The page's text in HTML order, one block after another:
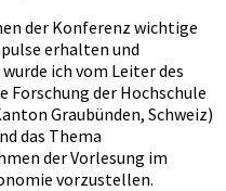
der Konferenz wichtige
erhalten und
ich vom Leiter des
der Hochschule
Graubünden, Schweiz)
das Thema
der Vorlesung im
vorzustellen.